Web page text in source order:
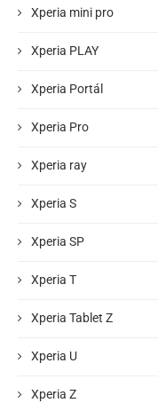
Xperia mini pro
Xperia PLAY
Xperia Portál
Xperia Pro
Xperia ray
Xperia S
Xperia SP
Xperia T
Xperia Tablet Z
Xperia U
Xperia Z